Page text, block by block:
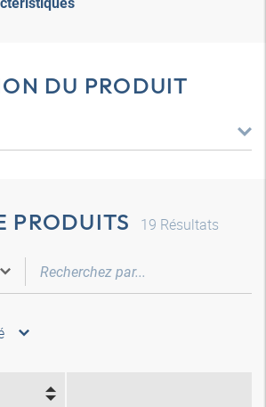
DU PRODUIT
PRODUITS 19 Résultats